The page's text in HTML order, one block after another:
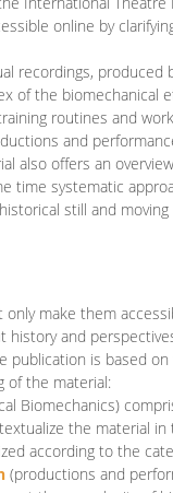
online by
recordings,
of the biomechanical
routines and
and
also offers an
time systematic
still and
make them
and
publication is based
of the material:
Biomechanics)
the material in
according to the
(productions and